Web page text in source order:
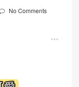
No Comments